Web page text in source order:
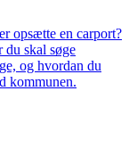
opsætte en carport?
du skal søge
og hvordan du
kommunen.